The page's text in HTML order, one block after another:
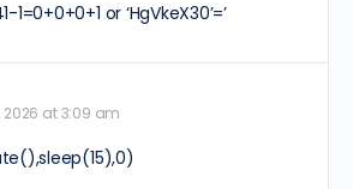
1=0+0+0+1 or ‘HgVkeX30’=’
2026 at 3:09 am